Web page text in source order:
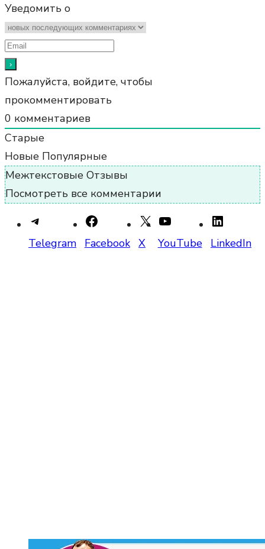
Уведомить о
Пожалуйста, войдите, чтобы
прокомментировать
0 комментариев
Старые
Новые Популярные
Межтекстовые Отзывы
Посмотреть все комментарии
Telegram Facebook X YouTube LinkedIn